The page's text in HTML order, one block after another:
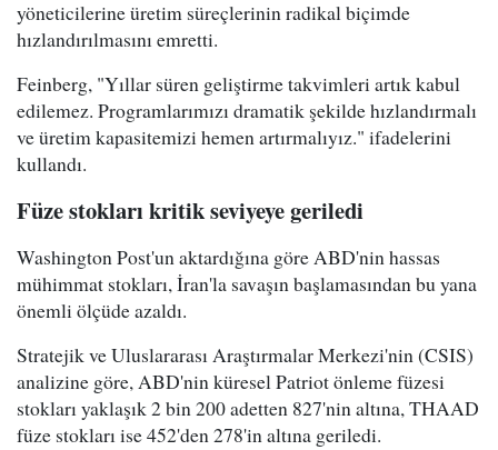
yöneticilerine üretim süreçlerinin radikal biçimde
hızlandırılmasını emretti.
Feinberg, "Yıllar süren geliştirme takvimleri artık kabul
edilemez. Programlarımızı dramatik şekilde hızlandırmalı
ve üretim kapasitemizi hemen artırmalıyız." ifadelerini
kullandı.
Füze stokları kritik seviyeye geriledi
Washington Post'un aktardığına göre ABD'nin hassas
mühimmat stokları, İran'la savaşın başlamasından bu yana
önemli ölçüde azaldı.
Stratejik ve Uluslararası Araştırmalar Merkezi'nin (CSIS)
analizine göre, ABD'nin küresel Patriot önleme füzesi
stokları yaklaşık 2 bin 200 adetten 827'nin altına, THAAD
füze stokları ise 452'den 278'in altına geriledi.